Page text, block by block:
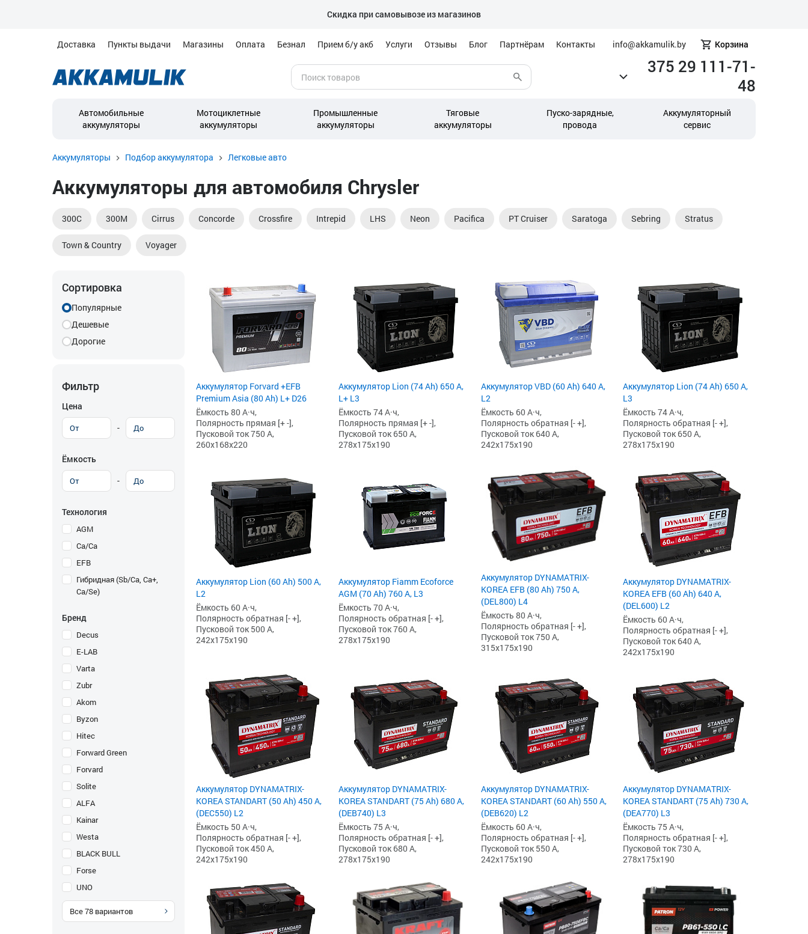
Скидка при самовывозе из магазинов
Доставка Пункты выдачи Магазины Оплата Безнал Прием б/у акб Услуги Отзывы Блог Партнёрам Контакты info@akkamulik.by Корзина
375 29 111-71-
48
Автомобильные
аккумуляторы
Мотоциклетные
аккумуляторы
Промышленные
аккумуляторы
Тяговые
аккумуляторы
Пуско-зарядные,
провода
Аккумуляторный
сервис
Аккумуляторы Подбор аккумулятора Легковые авто
Аккумуляторы для автомобиля Chrysler
300C 300M Cirrus Concorde Crossfire Intrepid LHS Neon Pacifica PT Cruiser Saratoga Sebring Stratus
Town & Country Voyager
Сортировка
Популярные
Дешевые
Дорогие
Фильтр
Цена
-
Ёмкость
-
Технология
AGM
Ca/Ca
EFB
Гибридная (Sb/Ca, Ca+,
Ca/Se)
Бренд
Decus
E-LAB
Varta
Zubr
Akom
Byzon
Hitec
Forward Green
Forvard
Solite
ALFA
Kainar
Westa
BLACK BULL
Forse
UNO
Все78 вариантов
Аккумулятор Forvard +EFB
Premium Asia (80 Ah) L+ D26
Ёмкость 80 А·ч,
Полярность прямая [+ -],
Пусковой ток 750 А,
260x168x220
Аккумулятор Lion (74 Ah) 650 А,
L+ L3
Ёмкость 74 А·ч,
Полярность прямая [+ -],
Пусковой ток 650 А,
278x175x190
Аккумулятор VBD (60 Ah) 640 А,
L2
Ёмкость 60 А·ч,
Полярность обратная [- +],
Пусковой ток 640 А,
242x175x190
Аккумулятор Lion (74 Ah) 650 А,
L3
Ёмкость 74 А·ч,
Полярность обратная [- +],
Пусковой ток 650 А,
278x175x190
Аккумулятор Lion (60 Ah) 500 А,
L2
Ёмкость 60 А·ч,
Полярность обратная [- +],
Пусковой ток 500 А,
242x175x190
Аккумулятор Fiamm Ecoforce
AGM (70 Ah) 760 А, L3
Ёмкость 70 А·ч,
Полярность обратная [- +],
Пусковой ток 760 А,
278x175x190
Аккумулятор DYNAMATRIX-
KOREA EFB (80 Ah) 750 А,
(DEL800) L4
Ёмкость 80 А·ч,
Полярность обратная [- +],
Пусковой ток 750 А,
315x175x190
Аккумулятор DYNAMATRIX-
KOREA EFB (60 Ah) 640 А,
(DEL600) L2
Ёмкость 60 А·ч,
Полярность обратная [- +],
Пусковой ток 640 А,
242x175x190
Аккумулятор DYNAMATRIX-
KOREA STANDART (50 Ah) 450 А,
(DEC550) L2
Ёмкость 50 А·ч,
Полярность обратная [- +],
Пусковой ток 450 А,
242x175x190
Аккумулятор DYNAMATRIX-
KOREA STANDART (75 Ah) 680 А,
(DEB740) L3
Ёмкость 75 А·ч,
Полярность обратная [- +],
Пусковой ток 680 А,
278x175x190
Аккумулятор DYNAMATRIX-
KOREA STANDART (60 Ah) 550 А,
(DEB620) L2
Ёмкость 60 А·ч,
Полярность обратная [- +],
Пусковой ток 550 А,
242x175x190
Аккумулятор DYNAMATRIX-
KOREA STANDART (75 Ah) 730 А,
(DEA770) L3
Ёмкость 75 А·ч,
Полярность обратная [- +],
Пусковой ток 730 А,
278x175x190